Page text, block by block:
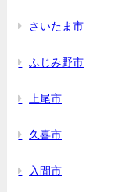
さいたま市
ふじみ野市
上尾市
久喜市
入間市